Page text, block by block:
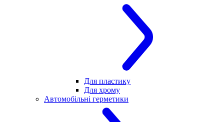
Для пластику
Для хрому
Автомобільні герметики